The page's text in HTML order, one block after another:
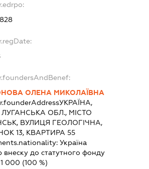
ОЛЕНА МИКОЛАЇВНА
УКРАЇНА,
ЛУГАНСЬКА ОБЛ., МІСТО
ВУЛИЦЯ ГЕОЛОГІЧНА,
13, КВАРТИРА 55
Україна
внеску до статутного фонду
1 000 (100 %)